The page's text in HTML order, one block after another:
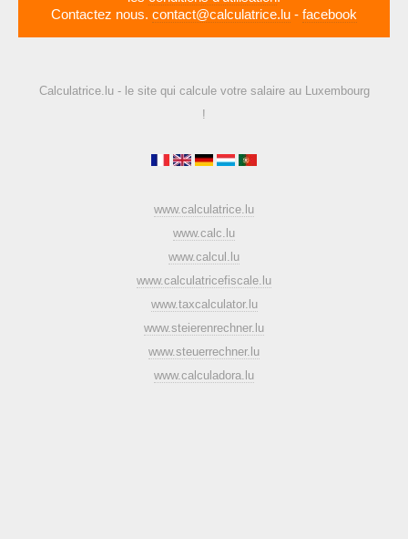
Contactez nous. contact@calculatrice.lu - facebook
Calculatrice.lu - le site qui calcule votre salaire au Luxembourg
!
www.calculatrice.lu
www.calc.lu
www.calcul.lu
www.calculatricefiscale.lu
www.taxcalculator.lu
www.steierenrechner.lu
www.steuerrechner.lu
www.calculadora.lu